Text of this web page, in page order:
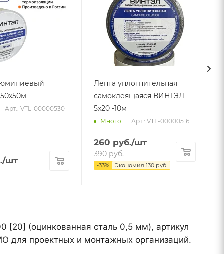
Арт.: VTL-00000530
/шт
Лента уплотнительная
самоклеящаяся ВИНТЭЛ -
5х20 -10м
Много Арт.: VTL-00000516
260 руб./шт
390руб.
-33% Экономия 130 руб.
[20] (оцинкованная сталь 0,5 мм), артикул
для проектных и монтажных организаций.